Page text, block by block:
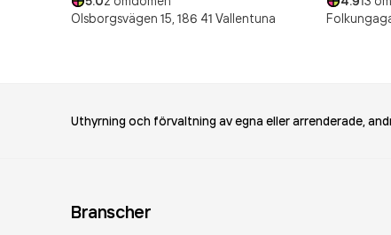
Olsborgsvägen 15, 186 41 Vallentuna
Uthyrning och förvaltning av egna eller arrenderade,
Branscher